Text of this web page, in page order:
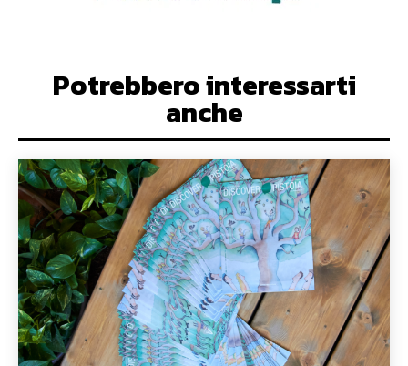
Potrebbero interessarti
anche